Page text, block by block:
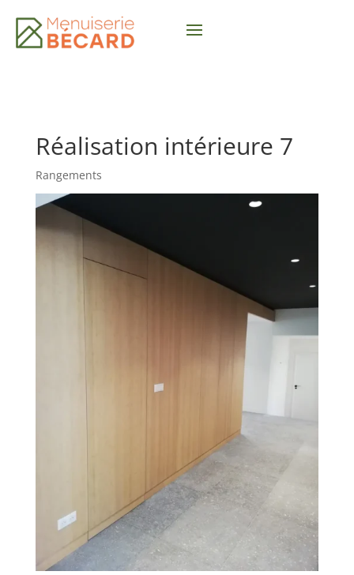
Réalisation intérieure 7
Rangements